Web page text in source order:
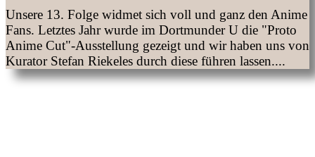
Unsere 13. Folge widmet sich voll und ganz den Anime
Fans. Letztes Jahr wurde im Dortmunder U die "Proto
Anime Cut"-Ausstellung gezeigt und wir haben uns von
Kurator Stefan Riekeles durch diese führen lassen....